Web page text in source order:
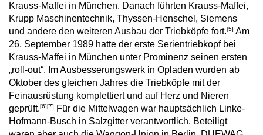
Krauss-Maffei in München. Danach führten Krauss-Maffei,
Krupp Maschinentechnik, Thyssen-Henschel, Siemens
und andere den weiteren Ausbau der Triebköpfe fort.[5] Am
26. September 1989 hatte der erste Serientriebkopf bei
Krauss-Maffei in München unter Prominenz seinen ersten
„roll-out“. Im Ausbesserungswerk in Opladen wurden ab
Oktober des gleichen Jahres die Triebköpfe mit der
Feinausrüstung komplettiert und auf Herz und Nieren
geprüft.[6][7]
Für die Mittelwagen war hauptsächlich Linke-
Hofmann-Busch in Salzgitter verantwortlich. Beteiligt